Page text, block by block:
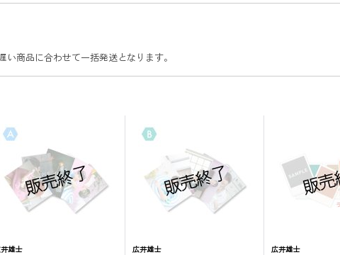
商品に合わせて一括発送となります。
雄士 広井雄士 広井雄士